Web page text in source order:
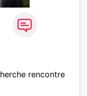
rencontre